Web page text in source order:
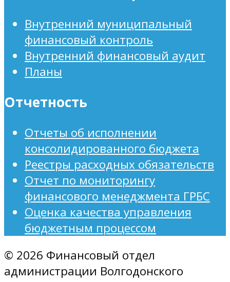
Внутренний муниципальный
финансовый контроль
Внутренний финансовый аудит
Планы
Отчетность
Отчеты об исполнении
консолидированного бюджета
Реестры расходных обязательств
Отчет по мониторингу
финансового менеджмента ГРБС
Оценка качества управления
бюджетным процессом
© 2026 Финансовый отдел
администрации Волгодонского